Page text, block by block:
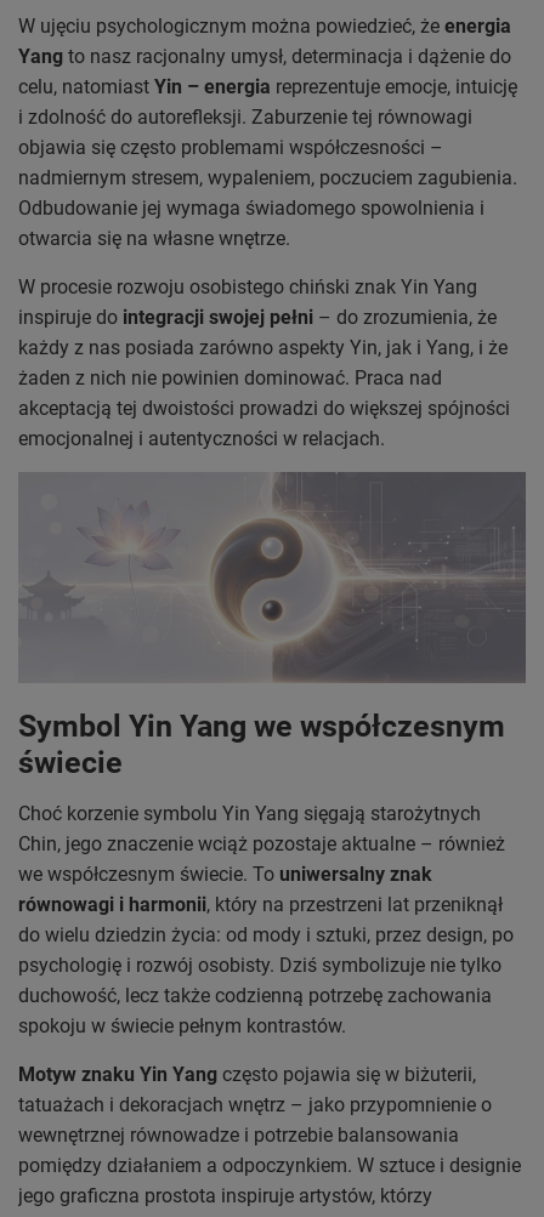
W ujęciu psychologicznym można powiedzieć, że energia
Yang to nasz racjonalny umysł, determinacja i dążenie do
celu, natomiast Yin – energia reprezentuje emocje, intuicję
i zdolność do autorefleksji. Zaburzenie tej równowagi
objawia się często problemami współczesności –
nadmiernym stresem, wypaleniem, poczuciem zagubienia.
Odbudowanie jej wymaga świadomego spowolnienia i
otwarcia się na własne wnętrze.
W procesie rozwoju osobistego chiński znak Yin Yang
inspiruje do integracji swojej pełni – do zrozumienia, że
każdy z nas posiada zarówno aspekty Yin, jak i Yang, i że
żaden z nich nie powinien dominować. Praca nad
akceptacją tej dwoistości prowadzi do większej spójności
emocjonalnej i autentyczności w relacjach.
Symbol Yin Yang we współczesnym
świecie
Choć korzenie symbolu Yin Yang sięgają starożytnych
Chin, jego znaczenie wciąż pozostaje aktualne – również
we współczesnym świecie. To uniwersalny znak
równowagi i harmonii, który na przestrzeni lat przeniknął
do wielu dziedzin życia: od mody i sztuki, przez design, po
psychologię i rozwój osobisty. Dziś symbolizuje nie tylko
duchowość, lecz także codzienną potrzebę zachowania
spokoju w świecie pełnym kontrastów.
Motyw znaku Yin Yang często pojawia się w biżuterii,
tatuażach i dekoracjach wnętrz – jako przypomnienie o
wewnętrznej równowadze i potrzebie balansowania
pomiędzy działaniem a odpoczynkiem. W sztuce i designie
jego graficzna prostota inspiruje artystów, którzy